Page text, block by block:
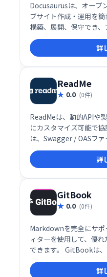
Docusaurusは、オープ
ブサイト作成・運用を
構築、展開、保守でき
やブログを美しく整理
されており、スムーズな
す。 無料でご利用いた
詳
ReadMe
0.0 (0件)
ReadMeは、動的APIや
にカスタマイズ可能で
は、Swagger / OASフ
APIをドキュメントで
た、ナレッジベースプラ
ます。また、簡単なバ
れています。
詳
GitBook
0.0 (0件)
Markdownを完全にサ
ィターを使用して、優
できます。 GitBookは
メントを公開し、チー
ラボレーションを実現す
詳